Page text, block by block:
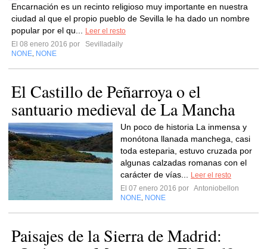
Encarnación es un recinto religioso muy importante en nuestra
ciudad al que el propio pueblo de Sevilla le ha dado un nombre
popular por el qu...
Leer el resto
El 08 enero 2016 por
Sevilladaily
NONE NONE
El Castillo de Peñarroya o el
santuario medieval de La Mancha
Un poco de historia La inmensa y
monótona llanada manchega, casi
toda esteparia, estuvo cruzada por
algunas calzadas romanas con el
carácter de vías...
Leer el resto
El 07 enero 2016 por Antoniobellon
NONE NONE
Paisajes de la Sierra de Madrid: